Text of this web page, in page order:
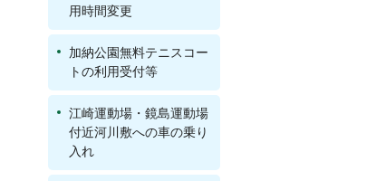
用時間変更
加納公園無料テニスコー
トの利用受付等
江崎運動場・鏡島運動場
付近河川敷への車の乗り
入れ